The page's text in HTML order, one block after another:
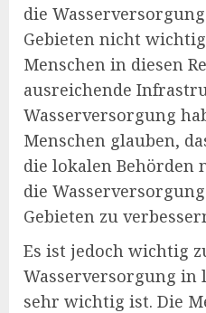
die
Gebieten nicht
Menschen in diesen
ausreichende
Wasserversorgung
Menschen glauben,
die lokalen Behörden
die
Gebieten zu
Es ist jedoch wichtig
Wasserversorgung in
sehr wichtig ist. Die